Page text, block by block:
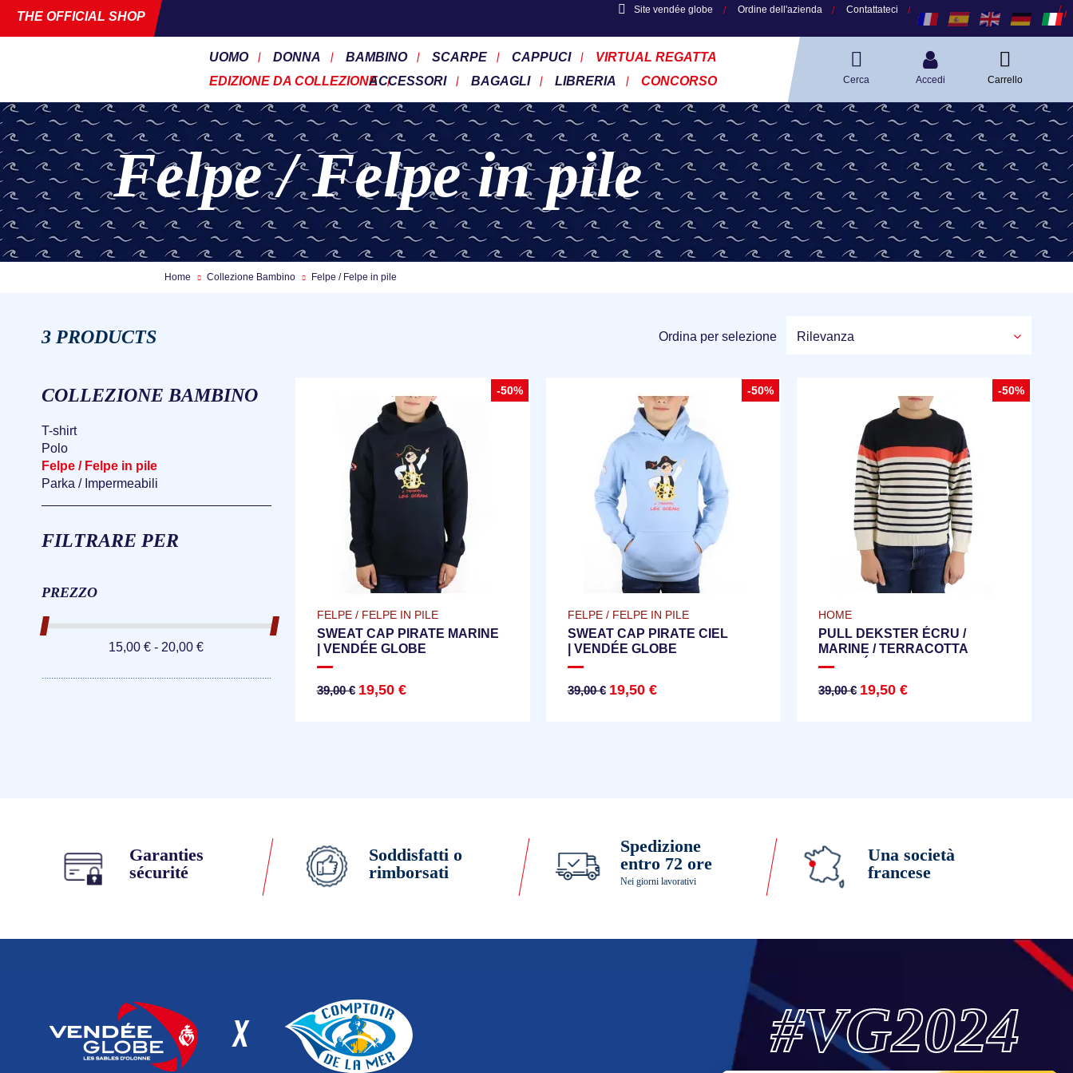
THE OFFICIAL SHOP Site vendée globe Ordine dell'azienda Contattateci
UOMO DONNA BAMBINO SCARPE CAPPUCI
VIRTUAL REGATTA
EDIZIONE DA COLLEZIONEACCESSORI BAGAGLI LIBRERIA CONCORSO Cerca Accedi Carrello
Felpe / Felpe in pile
Home Collezione Bambino Felpe / Felpe in pile
Ordina per selezione Rilevanza
-50%
FELPE / FELPE IN PILE
SWEAT CAP PIRATE MARINE
| VENDÉE GLOBE
39,00 € 19,50 €
-50%
FELPE / FELPE IN PILE
SWEAT CAP PIRATE CIEL
| VENDÉE GLOBE
39,00 € 19,50 €
-50%
HOME
PULL DEKSTER ÉCRU /
MARINE / TERRACOTTA
| VENDÉE GLOBE
39,00 € 19,50 €
3 PRODUCTS
COLLEZIONE BAMBINO
T-shirt
Polo
Felpe / Felpe in pile
Parka / Impermeabili
FILTRARE PER
PREZZO
15,00 € - 20,00 €
Garanties
sécurité
Soddisfatti o
rimborsati
Spedizione
entro 72 ore
Nei giorni lavorativi
Una società
francese
#VG2024